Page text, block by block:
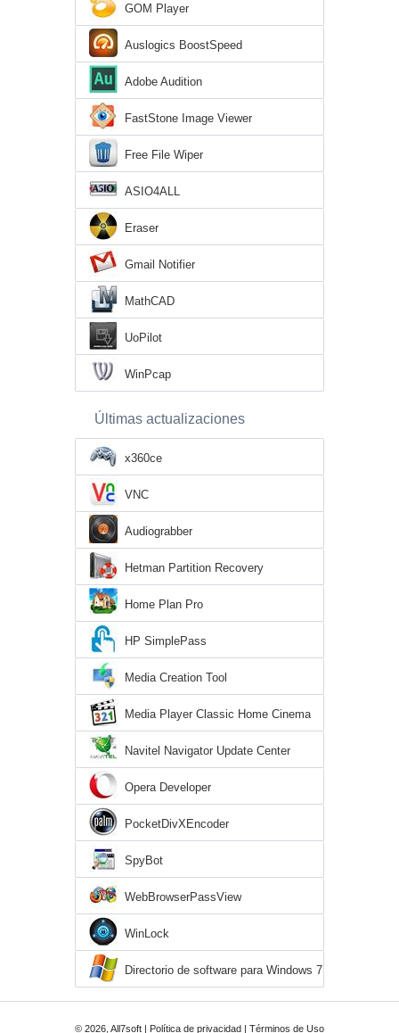
GOM Player
Auslogics BoostSpeed
Adobe Audition
FastStone Image Viewer
Free File Wiper
ASIO4ALL
Eraser
Gmail Notifier
MathCAD
UoPilot
WinPcap
Últimas actualizaciones
x360ce
VNC
Audiograbber
Hetman Partition Recovery
Home Plan Pro
HP SimplePass
Media Creation Tool
Media Player Classic Home Cinema
Navitel Navigator Update Center
Opera Developer
PocketDivXEncoder
SpyBot
WebBrowserPassView
WinLock
Directorio de software para Windows 7
© 2026, All7soft | Política de privacidad | Términos de Uso